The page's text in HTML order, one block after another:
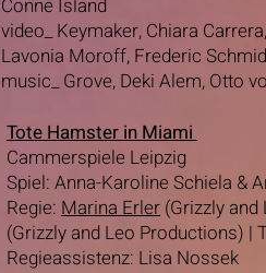
Conne Island
video_ Keymaker, Chiara
Lavonia Moroff, Frederic
music_Grove, Deki Alem, Otto
Tote Hamster in Miami
Cammerspiele Leipzig
Spiel: Anna-Karoline Schiela &
Regie: Marina Erler (Grizzly
(Grizzly and Leo Productions) |
Regieassistenz: Lisa Nossek